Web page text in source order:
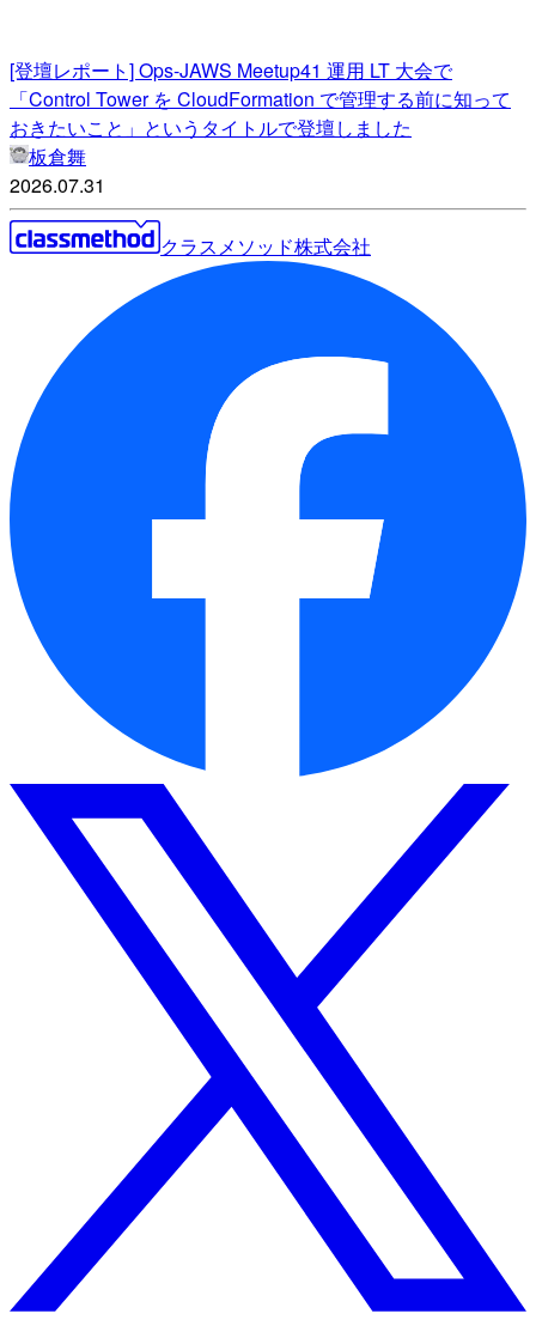
[登壇レポート] Ops-JAWS Meetup41 運用 LT 大会で
「Control Tower を CloudFormation で管理する前に知って
おきたいこと」というタイトルで登壇しました
板倉舞
2026.07.31
クラスメソッド株式会社